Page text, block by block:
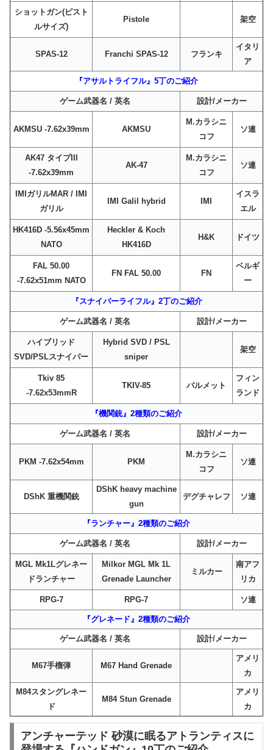
ショットガン(ピスト
ルサイズ)
Pistole 架空
SPAS-12 Franchi SPAS-12 フランキ
イタリ
ア
『アサルトライフル』5丁のご紹介
ゲーム武器名 / 英名 設計/メーカー
AKMSU -7.62x39mm AKMSU
M.カラシニ
コフ
ソ連
AK47 タイプIII
-7.62x39mm
AK-47
M.カラシニ
コフ
ソ連
IMIガリルMAR / IMI
ガリル
IMI Galil hybrid IMI
イスラ
エル
HK416D -5.56x45mm
NATO
Heckler & Koch
HK416D
H&K ドイツ
FAL 50.00
-7.62x51mm NATO
FN FAL 50.00 FN
ベルギ
ー
『スナイパーライフル』2丁のご紹介
ゲーム武器名 / 英名 設計/メーカー
ハイブリッド
SVD/PSLスナイパー
Hybrid SVD / PSL
sniper
架空
Tkiv 85
-7.62x53mmR
TKIV-85 バルメット
フィン
ランド
『機関銃』2種類のご紹介
ゲーム武器名 / 英名 設計/メーカー
PKM -7.62x54mm PKM
M.カラシニ
コフ
ソ連
DShK 重機関銃
DShK heavy machine
gun
デグチャレフ ソ連
『ランチャー』2種類のご紹介
ゲーム武器名 / 英名 設計/メーカー
MGL Mk1Lグレネー
ドランチャー
Milkor MGL Mk 1L
Grenade Launcher
ミルカー
南アフ
リカ
RPG-7 RPG-7 ソ連
『グレネード』2種類のご紹介
ゲーム武器名 / 英名 設計/メーカー
M67手榴弾 M67 Hand Grenade
アメリ
カ
M84スタングレネー
ド
M84 Stun Grenade
アメリ
カ
アンチャーテッド 砂漠に眠るアトランティスに